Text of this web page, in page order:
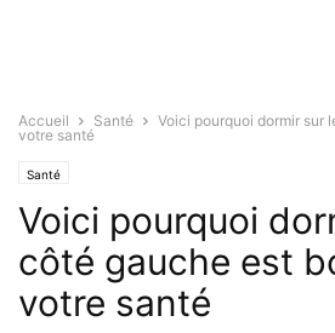
Accueil Santé
Voici pourquoi dormir sur
votre santé
Santé
Voici pourquoi
côté gauche est
votre santé